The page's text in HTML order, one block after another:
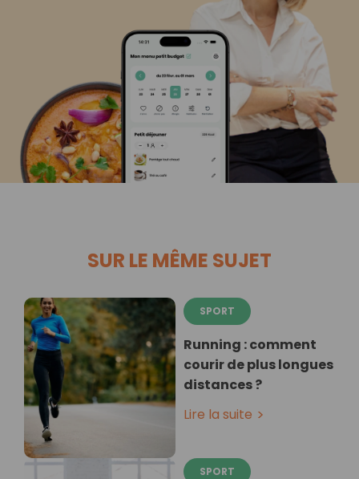
SUR LE MÊME SUJET
SPORT
Running : comment
courir de plus longues
distances ?
Lire la suite
SPORT